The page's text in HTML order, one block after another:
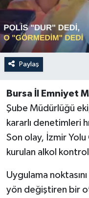
Paylaş
Bursa İl Emniyet
Şube Müdürlüğü
kararlı denetimleri
Son olay, İzmir
kurulan alkol
Uygulama
yön değiştiren bir